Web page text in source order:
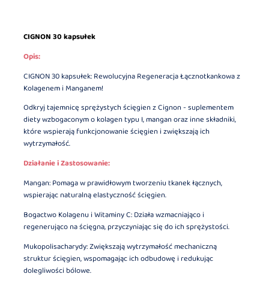
CIGNON 30 kapsułek
Opis:
CIGNON 30 kapsułek: Rewolucyjna Regeneracja Łącznotkankowa z
Kolagenem i Manganem!
Odkryj tajemnicę sprężystych ścięgien z Cignon - suplementem
diety wzbogaconym o kolagen typu I, mangan oraz inne składniki,
które wspierają funkcjonowanie ścięgien i zwiększają ich
wytrzymałość.
Działanie i Zastosowanie:
Mangan: Pomaga w prawidłowym tworzeniu tkanek łącznych,
wspierając naturalną elastyczność ścięgien.
Bogactwo Kolagenu i Witaminy C: Działa wzmacniająco i
regenerująco na ścięgna, przyczyniając się do ich sprężystości.
Mukopolisacharydy: Zwiększają wytrzymałość mechaniczną
struktur ścięgien, wspomagając ich odbudowę i redukując
dolegliwości bólowe.